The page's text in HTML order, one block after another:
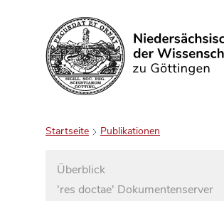
Suchen
Startseite Publikationen
Überblick
'res doctae' Dokumentenserver